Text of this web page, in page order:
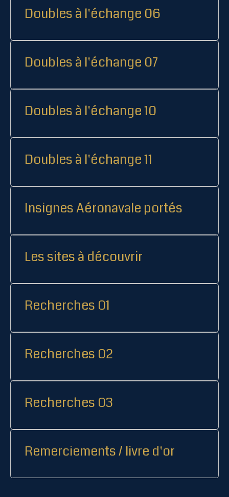
Doubles à l'échange 06
Doubles à l'échange 07
Doubles à l'échange 10
Doubles à l'échange 11
Insignes Aéronavale portés
Les sites à découvrir
Recherches 01
Recherches 02
Recherches 03
Remerciements / livre d'or